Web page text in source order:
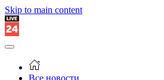
Skip to main content
Все новости